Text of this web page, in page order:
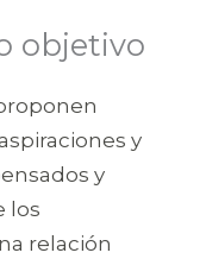
objetivo
y
y
los
relación